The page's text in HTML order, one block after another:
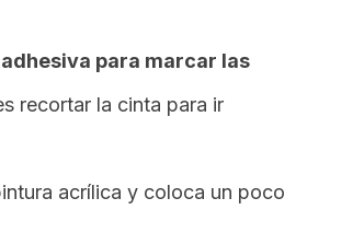
para marcar las
recortar la cinta para ir
acrílica y coloca un poco